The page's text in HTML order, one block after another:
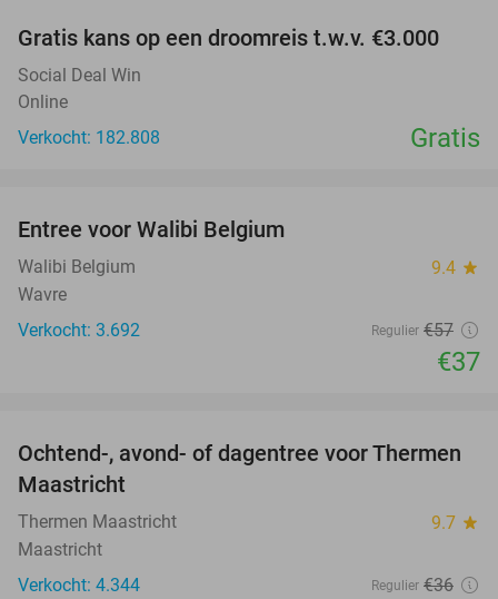
Gratis kans op een droomreis t.w.v. €3.000
Social Deal Win
Online
Verkocht: 182.808
Gratis
Entree voor Walibi Belgium
Walibi Belgium 9.4 star
Wavre
Verkocht: 3.692
Regulier €57
€37
25%
Ochtend-, avond- of dagentree voor Thermen
Maastricht
Thermen Maastricht 9.7 star
Maastricht
Verkocht: 4.344
Regulier €36